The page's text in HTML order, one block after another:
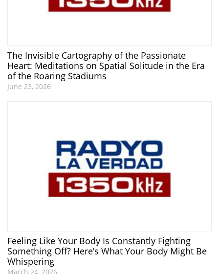
The Invisible Cartography of the Passionate
Heart: Meditations on Spatial Solitude in the Era
of the Roaring Stadiums
June 23, 2026
Feeling Like Your Body Is Constantly Fighting
Something Off? Here’s What Your Body Might Be
Whispering
March 24, 2026